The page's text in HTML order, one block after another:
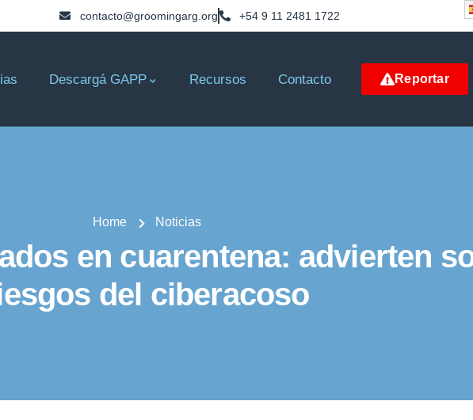
contacto@groomingarg.org +54 9 11 2481 1722
Descargá GAPP Recursos Contacto Reportar
Home Noticias
en cuarentena: advierten
del ciberacoso